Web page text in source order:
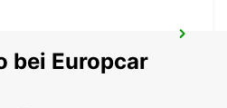
bei Europcar